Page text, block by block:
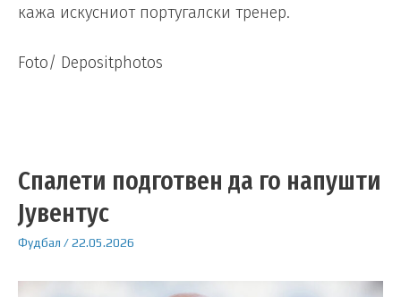
кажа искусниот португалски тренер.
Foto/ Depositphotos
Спалети подготвен да го напушти
Јувентус
Фудбал /22.05.2026